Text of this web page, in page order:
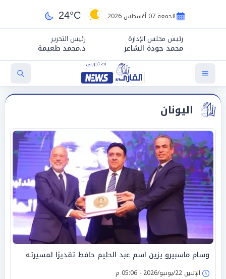
الجمعة 07 أغسطس 2026 24°C
رئيس مجلس الإدارة
محمد جودة الشاعر
رئيس التحرير
د.محمد طعيمة
اليونان
وسام ماسبيرو يزين اسم عبد الحليم حافظ تقديرًا لمسيرته
الإثنين 22/يونيو/2026 - 05:06 م